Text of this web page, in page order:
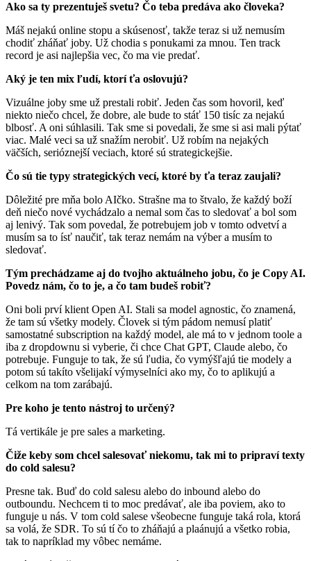
Ako sa ty prezentuješ svetu? Čo teba predáva ako človeka?
Máš nejakú online stopu a skúsenosť, takže teraz si už nemusím
chodiť zháňať joby. Už chodia s ponukami za mnou. Ten track
record je asi najlepšia vec, čo ma vie predať.
Aký je ten mix ľudí, ktorí ťa oslovujú?
Vizuálne joby sme už prestali robiť. Jeden čas som hovoril, keď
niekto niečo chcel, že dobre, ale bude to stáť 150 tisíc za nejakú
blbosť. A oni súhlasili. Tak sme si povedali, že sme si asi mali pýtať
viac. Malé veci sa už snažím nerobiť. Už robím na nejakých
väčších, serióznejší veciach, ktoré sú strategickejšie.
Čo sú tie typy strategických vecí, ktoré by ťa teraz zaujali?
Dôležité pre mňa bolo AIčko. Strašne ma to štvalo, že každý boží
deň niečo nové vychádzalo a nemal som čas to sledovať a bol som
aj lenivý. Tak som povedal, že potrebujem job v tomto odvetví a
musím sa to ísť naučiť, tak teraz nemám na výber a musím to
sledovať.
Tým prechádzame aj do tvojho aktuálneho jobu, čo je Copy AI.
Povedz nám, čo to je, a čo tam budeš robiť?
Oni boli prví klient Open AI. Stali sa model agnostic, čo znamená,
že tam sú všetky modely. Človek si tým pádom nemusí platiť
samostatné subscription na každý model, ale má to v jednom toole a
iba z dropdownu si vyberie, či chce Chat GPT, Claude alebo, čo
potrebuje. Funguje to tak, že sú ľudia, čo vymýšľajú tie modely a
potom sú takíto všelijakí výmyselníci ako my, čo to aplikujú a
celkom na tom zarábajú.
Pre koho je tento nástroj to určený?
Tá vertikále je pre sales a marketing.
Čiže keby som chcel salesovať niekomu, tak mi to pripraví texty
do cold salesu?
Presne tak. Buď do cold salesu alebo do inbound alebo do
outboundu. Nechcem ti to moc predávať, ale iba poviem, ako to
funguje u nás. V tom cold salese všeobecne funguje taká rola, ktorá
sa volá, že SDR. To sú tí čo to zháňajú a plaánujú a všetko robia,
tak to napríklad my vôbec nemáme.